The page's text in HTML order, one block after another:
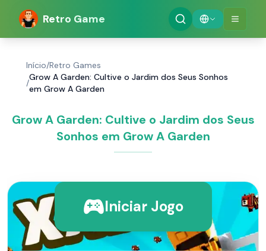
Retro Game
Início/Retro Games
/
Grow A Garden: Cultive o Jardim dos Seus Sonhos
em Grow A Garden
Grow A Garden: Cultive o Jardim dos Seus
Sonhos em Grow A Garden
Iniciar Jogo